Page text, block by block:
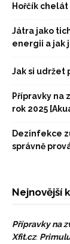
Hořčík chelát
Játra jako
energii a jak
Jak si udržet
Přípravky na
rok 2025
Dezinfekce
správně
Nejnovější
Přípravky na
Xfit.cz: